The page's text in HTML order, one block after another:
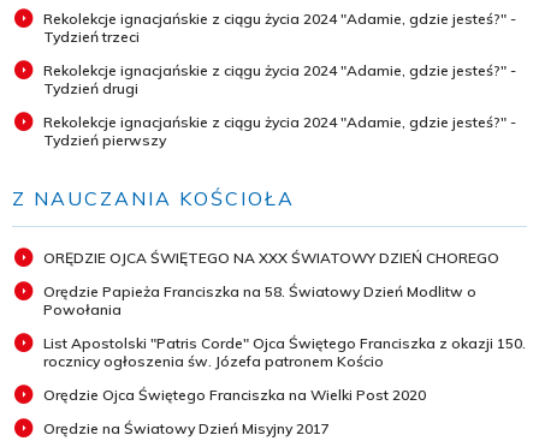
Rekolekcje ignacjańskie z ciągu życia 2024 "Adamie, gdzie jesteś?" -
Tydzień trzeci
Rekolekcje ignacjańskie z ciągu życia 2024 "Adamie, gdzie jesteś?" -
Tydzień drugi
Rekolekcje ignacjańskie z ciągu życia 2024 "Adamie, gdzie jesteś?" -
Tydzień pierwszy
Z NAUCZANIA KOŚCIOŁA
ORĘDZIE OJCA ŚWIĘTEGO NA XXX ŚWIATOWY DZIEŃ CHOREGO
Orędzie Papieża Franciszka na 58. Światowy Dzień Modlitw o
Powołania
List Apostolski "Patris Corde" Ojca Świętego Franciszka z okazji 150.
rocznicy ogłoszenia św. Józefa patronem Kościo
Orędzie Ojca Świętego Franciszka na Wielki Post 2020
Orędzie na Światowy Dzień Misyjny 2017